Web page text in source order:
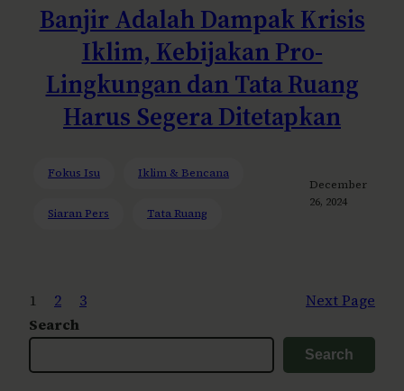
Banjir Adalah Dampak Krisis
Iklim, Kebijakan Pro-
Lingkungan dan Tata Ruang
Harus Segera Ditetapkan
Fokus Isu Iklim & Bencana
Siaran Pers Tata Ruang
December
26, 2024
1 2 3
Next Page
Search
Search